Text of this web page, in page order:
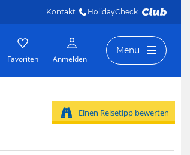
Kontakt HolidayCheck
Favoriten Anmelden
Menü
Einen Reisetipp bewerten